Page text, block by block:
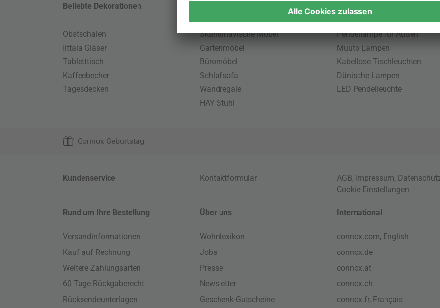
Beliebte Dekorationen
Obstschalen
Iittala Gläser
Tabletttisch
Kaffeebecher
Tagesdecken
Skandinavische Möbel
Gartenmöbel
Büromöbel
Schlafsofa
Wandregale
HAY Stuhl
Beliebte Leuchten
Pendellampe für Außen
Muuto Lampen
Kabellose Tischleuchten
Dänische Lampen
LED Pendelleuchte
Connox Geburtstag
Kundenservice Kontaktformular AGB, Impressum,
Cookie-Einstellungen
Rund um Ihre Bestellung
Versandinformationen
Kauf auf Rechnung
Weitere Zahlungsarten
60 Tage Rückgaberecht
Rücksendeunterlagen
Über uns
Wohnlexikon
Jobs
Presse
Newsletter
Geschenk-Gutscheine
International
connox.com, English
connox.de
connox.at
connox.ch
connox.fr, Français